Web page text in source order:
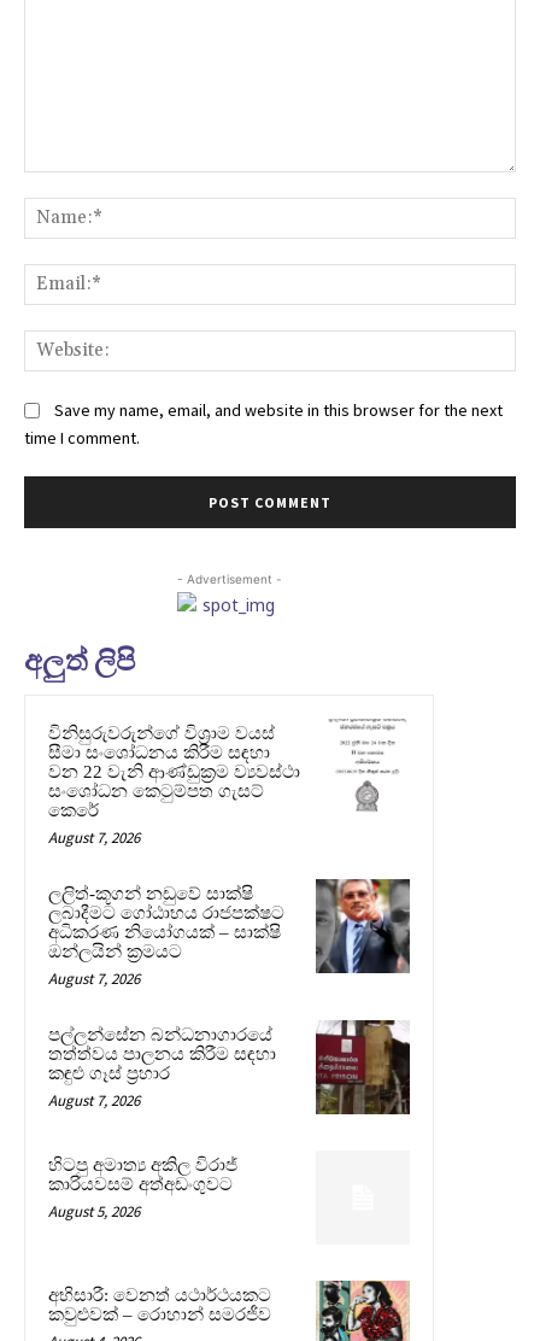
Save my name, email, and website in this browser for the next
time I comment.
- Advertisement -
අලුත් ලිපි
විනිසුරුවරුන්ගේ විශ්‍රාම වයස්
සීමා සංශෝධනය කිරීම සඳහා
වන 22 වැනි ආණ්ඩුක්‍රම ව්‍යවස්ථා
සංශෝධන කෙටුම්පත ගැසට්
කෙරේ
August 7, 2026
ලලිත්-කූගන් නඩුවේ සාක්ෂි
ලබාදීමට ගෝඨාභය රාජපක්ෂට
අධිකරණ නියෝගයක් – සාක්ෂි
ඔන්ලයින් ක්‍රමයට
August 7, 2026
පල්ලන්සේන බන්ධනාගාරයේ
තත්ත්වය පාලනය කිරීම සඳහා
කඳුළු ගෑස් ප්‍රහාර
August 7, 2026
හිටපු අමාත්‍ය අකිල විරාජ්
කාරියවසම් අත්අඩංගුවට
August 5, 2026
අභිසාරී: වෙනත් යථාර්ථයකට
කවුළුවක් – රොහාන් සමරජීව